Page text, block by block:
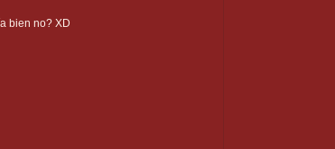
bien no? XD